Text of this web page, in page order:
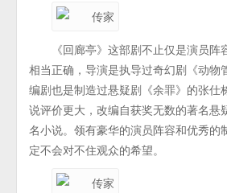
《回廊亭》这部剧不止仅是演员
相当正确，导演是执导过奇幻剧《动物
编剧也是制造过悬疑剧《余罪》的张仕
说评价更大，改编自获奖无数的著名悬
名小说。领有豪华的演员阵容和优秀的
定不会对不住观众的希望。